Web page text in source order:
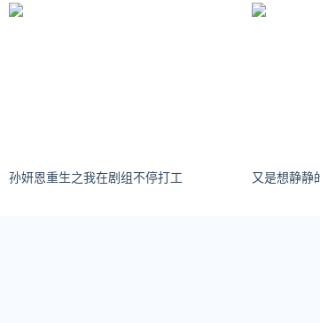
孙妍恩重生之我在剧组不停打工